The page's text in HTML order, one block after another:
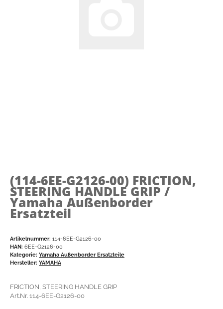
(114-6EE-G2126-00) FRICTION,
STEERING HANDLE GRIP /
Yamaha Außenborder
Ersatzteil
Artikelnummer: 114-6EE-G2126-00
HAN: 6EE-G2126-00
Kategorie: Yamaha Außenborder Ersatzteile
Hersteller: YAMAHA
FRICTION, STEERING HANDLE GRIP
Art.Nr. 114-6EE-G2126-00